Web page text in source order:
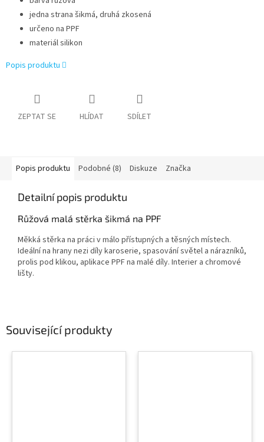
jedna strana šikmá, druhá zkosená
určeno na PPF
materiál silikon
Popis produktu
ZEPTAT SE HLÍDAT SDÍLET
Související produkty
Popis produktu Podobné (8) Diskuze Značka
Detailní popis produktu
Růžová malá stěrka šikmá na PPF
Měkká stěrka na práci v málo přístupných a těsných místech.
Ideální na hrany nezi díly karoserie, spasování světel a nárazníků,
prolis pod klikou, aplikace PPF na malé díly. Interier a chromové
lišty.